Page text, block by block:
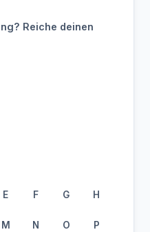
Reiche deinen
E F G H
M N O P